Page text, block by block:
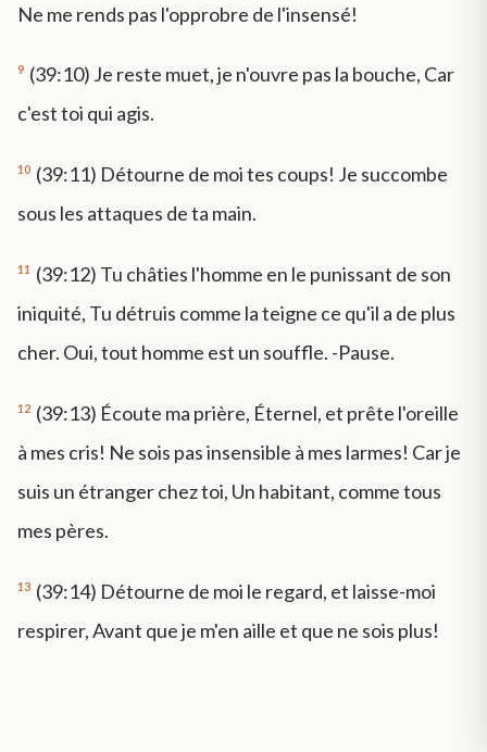
Ne me rends pas l'opprobre de l'insensé!
9 (39:10) Je reste muet, je n'ouvre pas la bouche, Car
c'est toi qui agis.
10 (39:11) Détourne de moi tes coups! Je succombe
sous les attaques de ta main.
11 (39:12) Tu châties l'homme en le punissant de son
iniquité, Tu détruis comme la teigne ce qu'il a de plus
cher. Oui, tout homme est un souffle. -Pause.
12 (39:13) Écoute ma prière, Éternel, et prête l'oreille
à mes cris! Ne sois pas insensible à mes larmes! Car je
suis un étranger chez toi, Un habitant, comme tous
mes pères.
13 (39:14) Détourne de moi le regard, et laisse-moi
respirer, Avant que je m'en aille et que ne sois plus!